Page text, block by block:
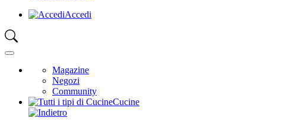
Accedi
Magazine
Negozi
Community
Cucine